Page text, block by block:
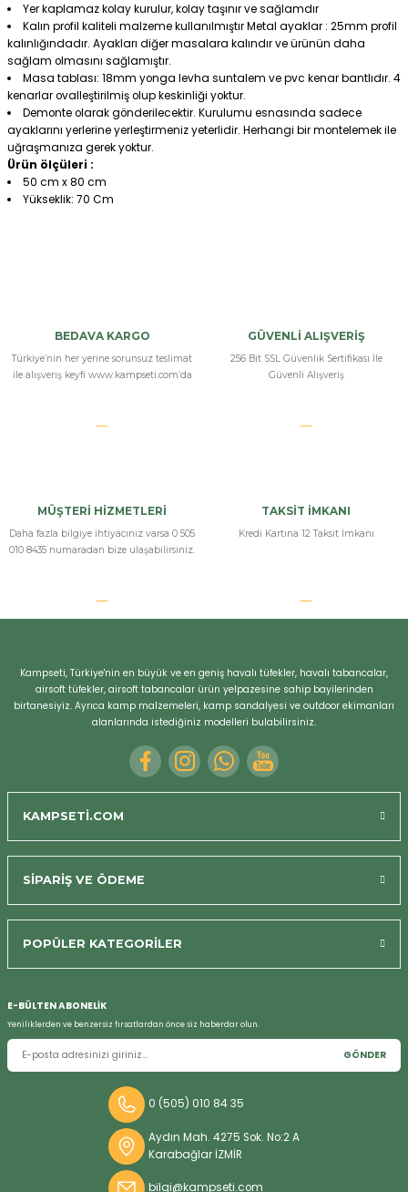
Yer kaplamaz kolay kurulur, kolay taşınır ve sağlamdır
Kalın profil kaliteli malzeme kullanılmıştır Metal ayaklar : 25mm profil
kalınlığındadır. Ayakları diğer masalara kalındır ve ürünün daha
sağlam olmasını sağlamıştır.
Masa tablası: 18mm yonga levha suntalem ve pvc kenar bantlıdır. 4
kenarlar ovalleştirilmiş olup keskinliği yoktur.
Demonte olarak gönderilecektir. Kurulumu esnasında sadece
ayaklarını yerlerine yerleştirmeniz yeterlidir. Herhangi bir montelemek ile
uğraşmanıza gerek yoktur.
Ürün ölçüleri :
50 cm x 80 cm
Yükseklik: 70 Cm
BEDAVA KARGO
Türkiye’nin her yerine sorunsuz teslimat
ile alışveriş keyfi www.kampseti.com’da
GÜVENLİ ALIŞVERİŞ
256 Bit SSL Güvenlik Sertifikası İle
Güvenli Alışveriş
MÜŞTERİ HİZMETLERİ
Daha fazla bilgiye ihtiyacınız varsa 0 505
010 8435 numaradan bize ulaşabilirsiniz.
TAKSİT İMKANI
Kredi Kartına 12 Taksit İmkanı
Kampseti, Türkiye'nin en büyük ve en geniş havalı tüfekler, havalı tabancalar,
airsoft tüfekler, airsoft tabancalar ürün yelpazesine sahip bayilerinden
birtanesiyiz. Ayrıca kamp malzemeleri, kamp sandalyesi ve outdoor ekimanları
alanlarında istediğiniz modelleri bulabilirsiniz.
KAMPSETİ.COM
SİPARİŞ VE ÖDEME
POPÜLER KATEGORİLER
E-BÜLTEN ABONELİK
Yeniliklerden ve benzersiz fırsatlardan önce siz haberdar olun.
GÖNDER
0 (505) 010 84 35
Aydın Mah. 4275 Sok. No:2 A
Karabağlar İZMİR
bilgi@kampseti.com
Bizi Arayın